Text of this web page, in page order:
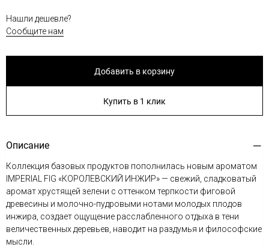
Нашли дешевле?
Сообщите нам
Добавить в корзину
Купить в 1 клик
Описание
Коллекция базовых продуктов пополнилась новым ароматом
IMPERIAL FIG «КОРОЛЕВСКИЙ ИНЖИР» — свежий, сладковатый
аромат хрустящей зелени с оттенком терпкости фиговой
древесины и молочно-пудровыми нотами молодых плодов
инжира, создает ощущение расслабленного отдыха в тени
величественных деревьев, наводит на раздумья и философские
мысли.